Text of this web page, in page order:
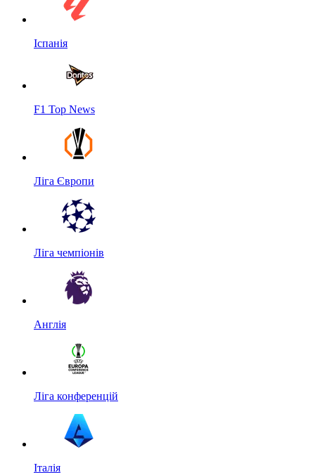
Іспанія
F1 Top News
Ліга Європи
Ліга чемпіонів
Англія
Ліга конференцій
Італія